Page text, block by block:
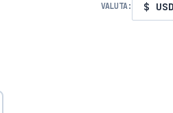
VALUTA: